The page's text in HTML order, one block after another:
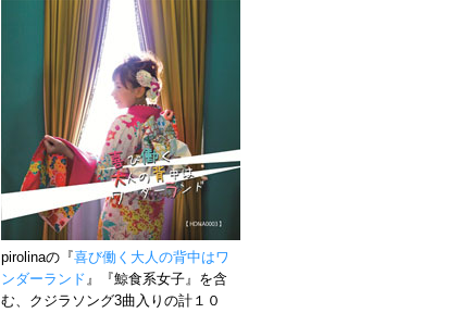
pirolinaの『喜び働く大人の背中はワ
ンダーランド』『鯨食系女子』を含
む、クジラソング3曲入りの計１０